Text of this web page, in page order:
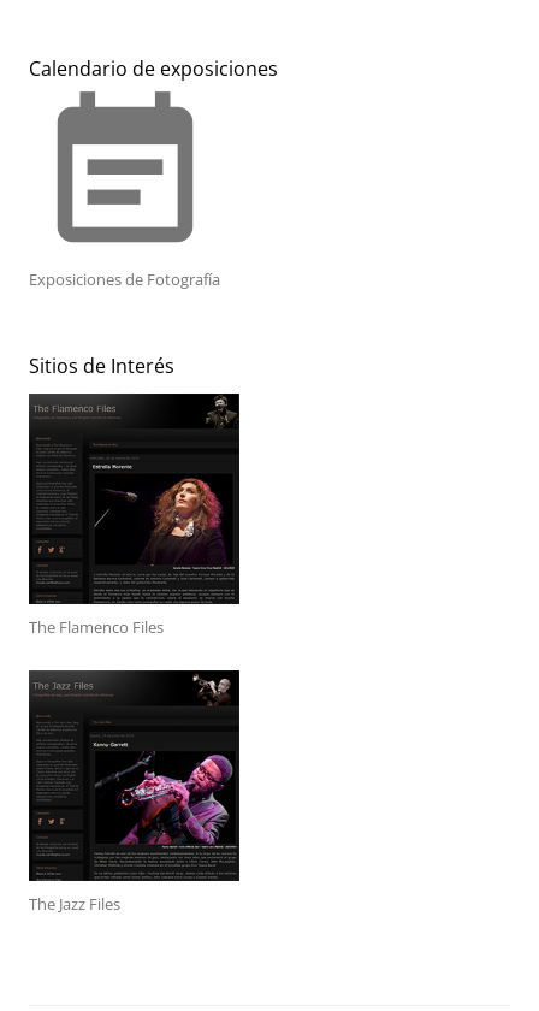
Calendario de exposiciones
event_note
Exposiciones de Fotografía
Sitios de Interés
The Flamenco Files
The Jazz Files